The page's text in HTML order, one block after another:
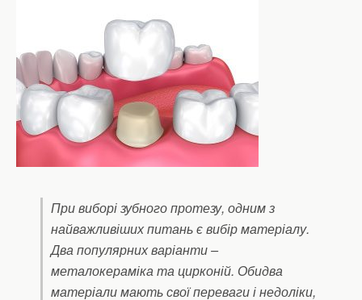
При виборі зубного протезу, одним з
найважливіших питань є вибір матеріалу.
Два популярних варіанти –
металокераміка та цирконій. Обидва
матеріали мають свої переваги і недоліки,